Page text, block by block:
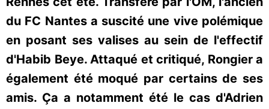
du FC Nantes a suscité une vive polémique
en posant ses valises au sein de l'effectif
d'Habib Beye. Attaqué et critiqué, Rongier a
également été moqué par certains de ses
amis. Ça a notamment été le cas d'Adrien